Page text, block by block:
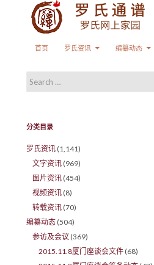
首页
罗氏资讯 编纂动态
Search for:
分类目录
罗氏资讯 (1,141)
文字资讯 (969)
图片资讯 (454)
视频资讯 (8)
转载资讯 (70)
编纂动态 (504)
参访及会议 (369)
2015.11.8厦门座谈会文件 (68)